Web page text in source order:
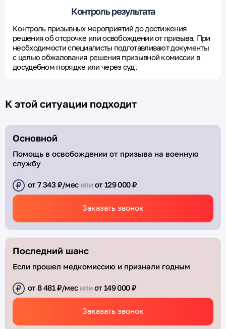
Контроль результата
Контроль призывных мероприятий до достижения
решения об отсрочке или освобождении от призыва. При
необходимости специалисты подготавливают документы
с целью обжалования решения призывной комиссии в
досудебном порядке или через суд.
К этой ситуации подходит
Основной
Помощь в освобождении от призыва на военную
службу
от7 343 ₽/месили от129 000 ₽
Заказать звонок
Последний шанс
Если прошел медкомиссию и признали годным
от8 481 ₽/месили от 149 000 ₽
Заказать звонок